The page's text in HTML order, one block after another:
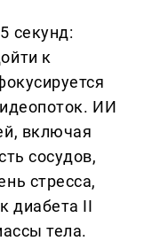
секунд:
к
ИИ
включая
сосудов,
стресса,
диабета II
тела.